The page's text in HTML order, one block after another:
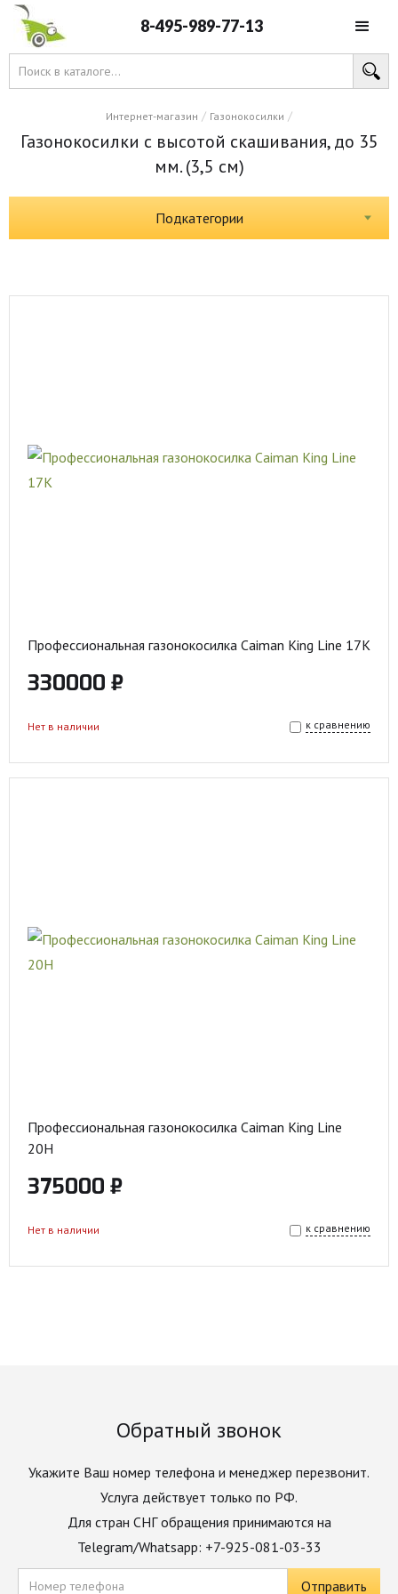
8-495-989-77-13
Интернет-магазин / Газонокосилки /
Газонокосилки с высотой скашивания, до 35
мм. (3,5 см)
Подкатегории
Профессиональная газонокосилка Caiman King Line 17K
330000 ₽
к сравнению
Нет в наличии
Профессиональная газонокосилка Caiman King Line
20H
375000 ₽
к сравнению
Нет в наличии
Обратный звонок
Укажите Ваш номер телефона и менеджер перезвонит.
Услуга действует только по РФ.
Для стран СНГ обращения принимаются на
Telegram/Whatsapp: +7-925-081-03-33